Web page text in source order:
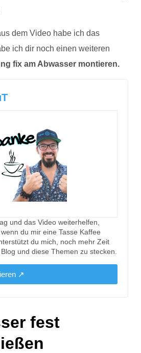
dem Video habe ich das
ich dir noch einen weiteren
fix am Abwasser montieren.
und das Video weiterhelfen,
du mir eine Tasse Kaffee
du mich, noch mehr Zeit
und diese Themen zu stecken.
↗
fest